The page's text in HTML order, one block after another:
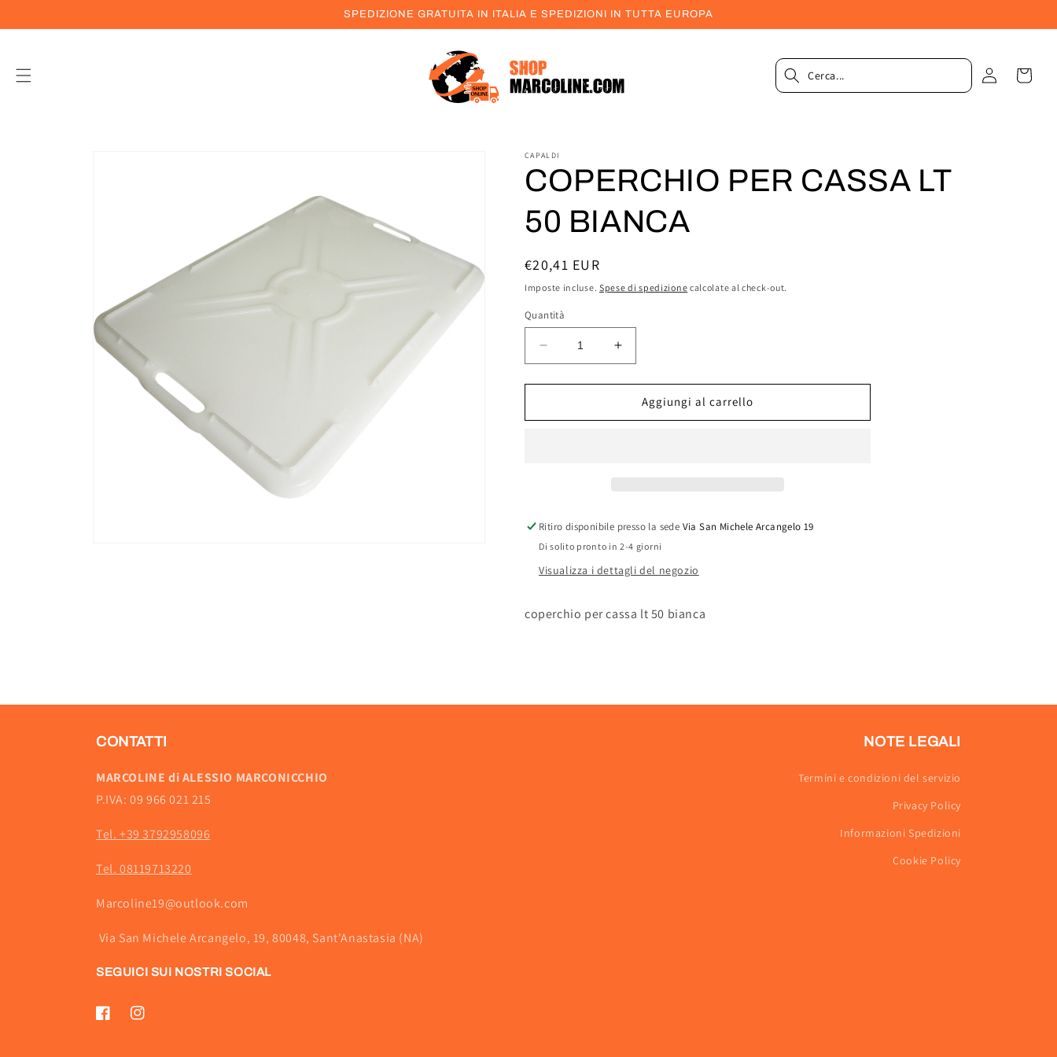
ai contenuti
SPEDIZIONE GRATUITA IN ITALIA E SPEDIZIONI IN TUTTA EUROPA
Accedi
CAPALDI
COPERCHIO PER CASSA LT
50 BIANCA
Prezzo
di
listino
€20,41 EUR
Imposte incluse. Spese di spedizione calcolate al check-out.
Quantità
Diminuisci
quantità
per
PER
Aumenta
quantità
per
COPERCHIO
PER
Aggiungi al carrello
Ritiro disponibile presso la sede Via San Michele Arcangelo 19
Di solito pronto in 2-4 giorni
Visualizza i dettagli del negozio
coperchio per cassa lt 50 bianca
CONTATTI
MARCOLINE di ALESSIO MARCONICCHIO
P.IVA: 09 966 021 215
Tel. +39 3792958096
Tel. 08119713220
Marcoline19@outlook.com
Via San Michele Arcangelo, 19, 80048, Sant'Anastasia (NA)
SEGUICI SUI NOSTRI SOCIAL
FacebookInstagram
NOTE LEGALI
Termini e condizioni del servizio
Privacy Policy
Informazioni Spedizioni
Cookie Policy